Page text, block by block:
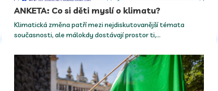
ANKETA: Co si děti myslí o klimatu?
Klimatická změna patří mezi nejdiskutovanější témata
současnosti, ale málokdy dostávají prostor ti,…